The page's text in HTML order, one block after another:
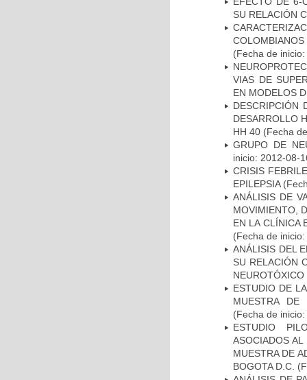
SU RELACIÓN
(Fecha de
VIAS DE
EN MODELOS
DESCRIPCIÓN
DESARROLLO
HH 40 (Fecha
GRUPO DE
inicio: 2012-08-
CRISIS
EPILEPSIA
ANÁLISIS DE
MOVIMIENTO,
EN LA CLÍNICA
(Fecha de
ANÁLISIS DEL
SU RELACIÓN
NEUROTÓXICO
ESTUDIO DE
MUESTRA DE
(Fecha de
ESTUDIO
ASOCIADOS
MUESTRA DE
BOGOTA D.C.